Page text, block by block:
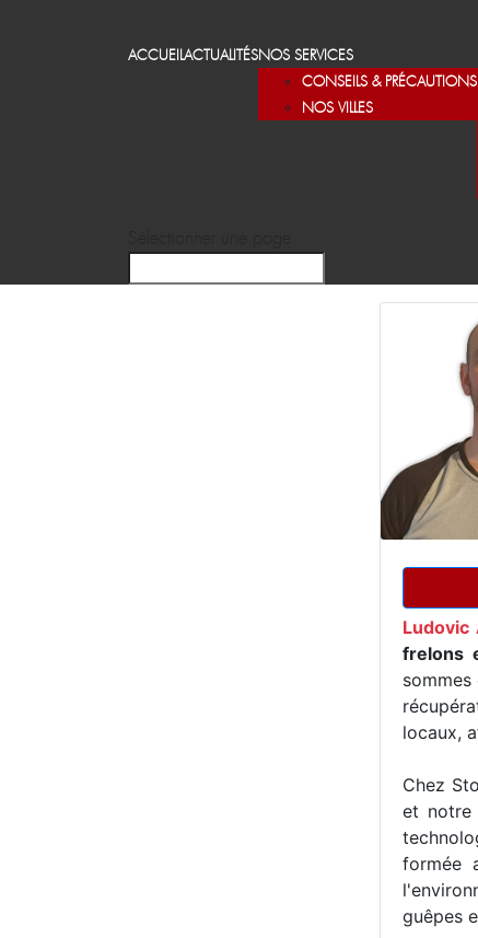
ACCUEILACTUALITÉSNOS SERVICES
CONSEILS & PRÉCAUTIONS
NOS VILLES
Ludovic
frelons
locaux,
Chez
et notre
formée
guêpes